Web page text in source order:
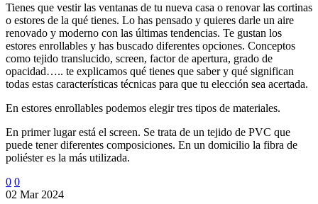
Tienes que vestir las ventanas de tu nueva casa o renovar las cortinas
o estores de la qué tienes. Lo has pensado y quieres darle un aire
renovado y moderno con las últimas tendencias. Te gustan los
estores enrollables y has buscado diferentes opciones. Conceptos
como tejido translucido, screen, factor de apertura, grado de
opacidad….. te explicamos qué tienes que saber y qué significan
todas estas características técnicas para que tu elección sea acertada.
En estores enrollables podemos elegir tres tipos de materiales.
En primer lugar está el screen. Se trata de un tejido de PVC que
puede tener diferentes composiciones. En un domicilio la fibra de
poliéster es la más utilizada.
0 0
02 Mar 2024